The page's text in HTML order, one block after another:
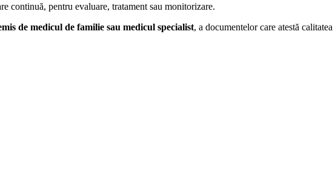
continuă, pentru evaluare, tratament sau monitorizare.
de medicul de familie sau medicul specialist, a documentelor care atestă